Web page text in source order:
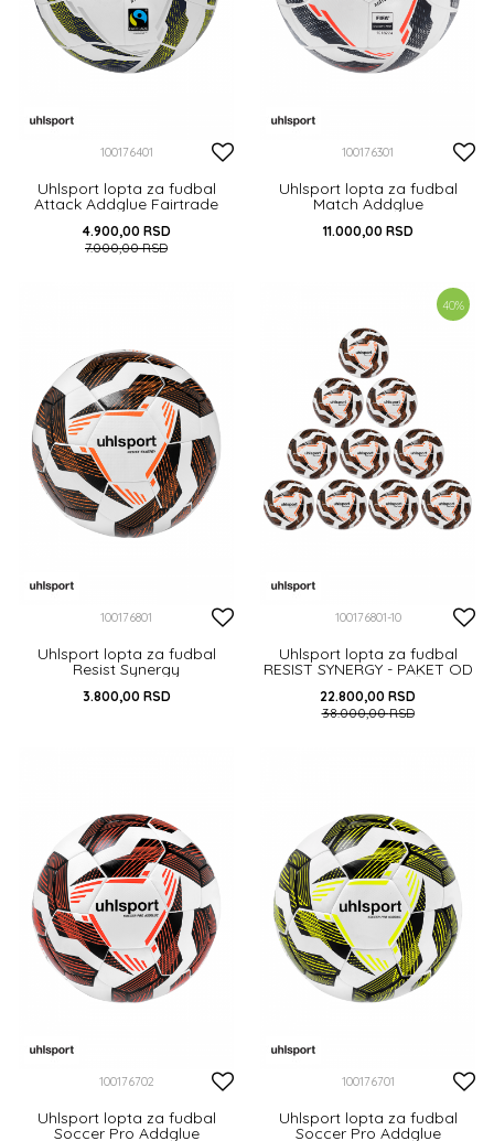
100176401
Uhlsport lopta za fudbal
Attack Addglue Fairtrade
4.900,00 RSD
7.000,00RSD
100176301
Uhlsport lopta za fudbal
Match Addglue
11.000,00 RSD
100176801
Uhlsport lopta za fudbal
Resist Synergy
3.800,00 RSD
40%
100176801-10
Uhlsport lopta za fudbal
RESIST SYNERGY - PAKET OD
LOPTE...
22.800,00 RSD
38.000,00RSD
100176702
Uhlsport lopta za fudbal
Soccer Pro Addglue
100176701
Uhlsport lopta za fudbal
Soccer Pro Addglue